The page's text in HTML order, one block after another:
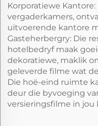
Korporatiewe
vergaderkamers,
uitvoerende kantore
Gasteherbergry: Die
hotelbedryf maak
dekoratiewe, maklik
geleverde filme wat
Die hoë-eind ruimte
deur die byvoeging
versieringsfilme in